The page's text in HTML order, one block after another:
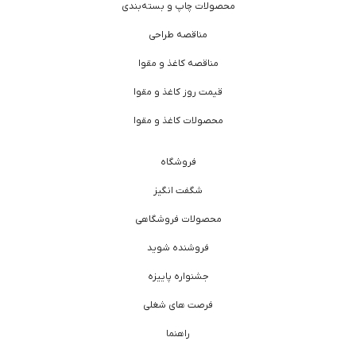
محصولات چاپ و بسته‌بندی
مناقصه طراحی
مناقصه کاغذ و مقوا
قیمت روز کاغذ و مقوا
محصولات کاغذ و مقوا
فروشگاه
شگفت انگیز
محصولات فروشگاهی
فروشنده شوید
جشنواره پاییزه
فرصت های شغلی
راهنما